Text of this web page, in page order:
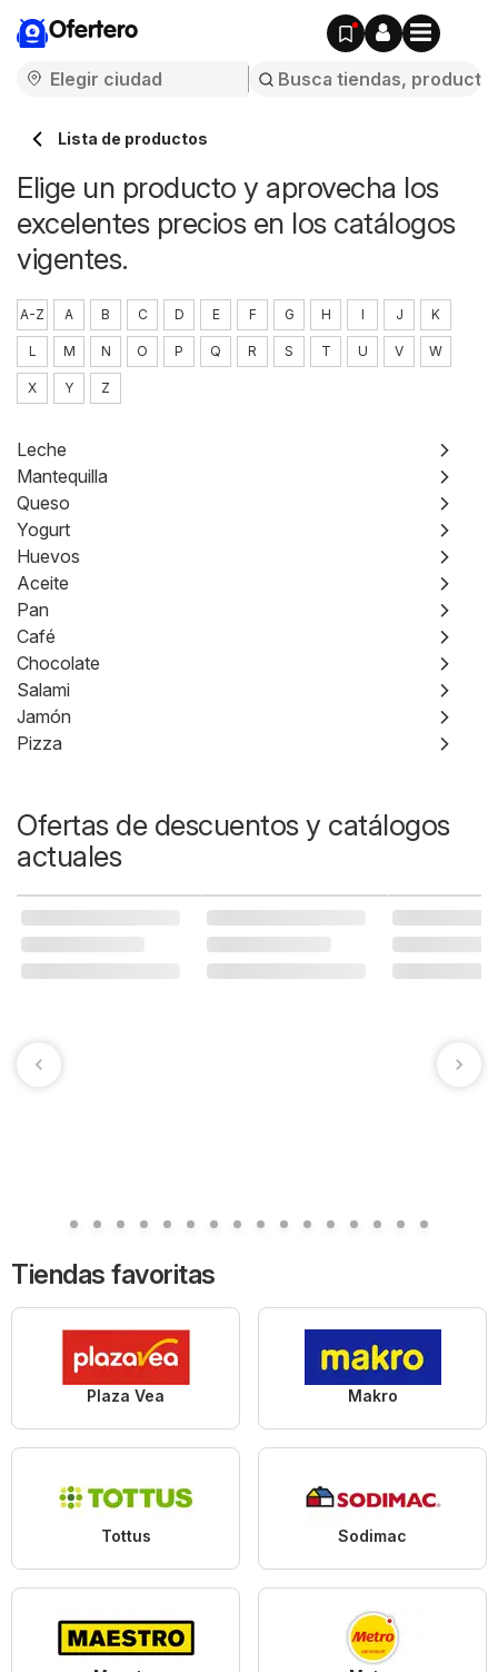
Ofertero
Lista de productos
Elige un producto y aprovecha los
excelentes precios en los catálogos
vigentes.
A-Z A B C D E F G H I J K
L M N O P Q R S T U V W
X Y Z
Leche
Mantequilla
Queso
Yogurt
Huevos
Aceite
Pan
Café
Chocolate
Salami
Jamón
Pizza
Ofertas de descuentos y catálogos
actuales
Tiendas favoritas
Plaza Vea Makro
Tottus Sodimac